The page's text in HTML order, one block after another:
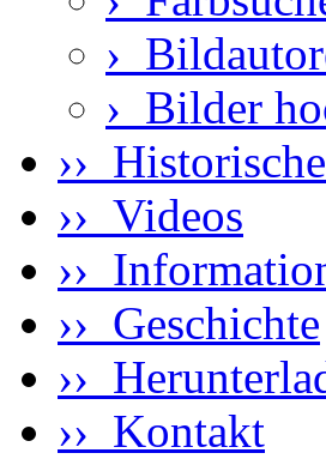
›
› Bilder
››
›› Videos
››
›› Geschichte
››
›› Kontakt